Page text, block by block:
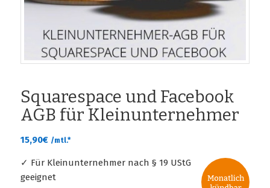
Squarespace und Facebook
AGB für Kleinunternehmer
15,90€ /mtl.*
✓ Für Kleinunternehmer nach § 19 UStG
geeignet